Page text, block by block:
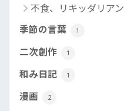
不食、リキッダリアン
季節の言葉 1
二次創作 1
和み日記 1
漫画 2